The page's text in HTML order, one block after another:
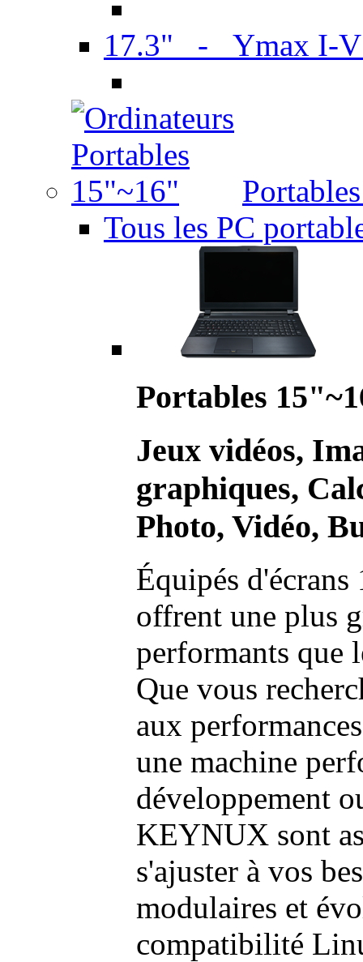
17.3" - Ymax I-
Tous les PC
Portables
Jeux vidéos,
graphiques,
Photo, Vidéo,
Équipés
offrent une plus
performants que
Que vous
aux
une machine
développement
KEYNUX sont
s'ajuster à vos
modulaires et
compatibilité